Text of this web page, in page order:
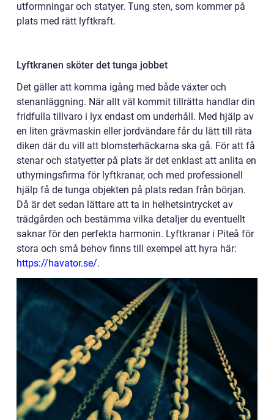
utformningar och statyer. Tung sten, som kommer på
plats med rätt lyftkraft.
Lyftkranen sköter det tunga jobbet
Det gäller att komma igång med både växter och
stenanläggning. När allt väl kommit tillrätta handlar din
fridfulla tillvaro i lyx endast om underhåll. Med hjälp av
en liten grävmaskin eller jordvändare får du lätt till räta
diken där du vill att blomsterhäckarna ska gå. För att få
stenar och statyetter på plats är det enklast att anlita en
uthyrningsfirma för lyftkranar, och med professionell
hjälp få de tunga objekten på plats redan från början.
Då är det sedan lättare att ta in helhetsintrycket av
trädgården och bestämma vilka detaljer du eventuellt
saknar för den perfekta harmonin. Lyftkranar i Piteå för
stora och små behov finns till exempel att hyra här:
https://havator.se/.